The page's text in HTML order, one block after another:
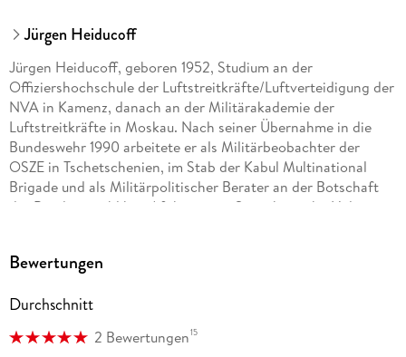
Jürgen Heiducoff
Jürgen Heiducoff, geboren 1952, Studium an der
Offiziershochschule der Luftstreitkräfte/Luftverteidigung der
NVA in Kamenz, danach an der Militärakademie der
Luftstreitkräfte in Moskau. Nach seiner Übernahme in die
Bundeswehr 1990 arbeitete er als Militärbeobachter der
OSZE in Tschetschenien, im Stab der Kabul Multinational
Brigade und als Militärpolitischer Berater an der Botschaft
der Bundesrepublik in Afghanistan. Seine kritische Haltung
Danach war er Leiter des Dezernats »Nukleare
Bundeswehr.
Bewertungen
Durchschnitt
2 Bewertungen15